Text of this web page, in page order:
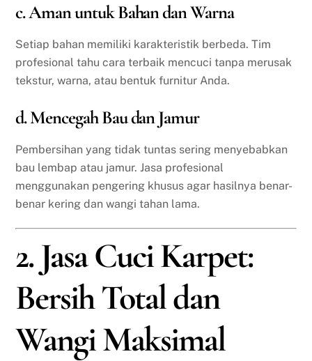
c. Aman untuk Bahan dan Warna
Setiap bahan memiliki karakteristik berbeda. Tim
profesional tahu cara terbaik mencuci tanpa merusak
tekstur, warna, atau bentuk furnitur Anda.
d. Mencegah Bau dan Jamur
Pembersihan yang tidak tuntas sering menyebabkan
bau lembap atau jamur. Jasa profesional
menggunakan pengering khusus agar hasilnya benar-
benar kering dan wangi tahan lama.
2. Jasa Cuci Karpet:
Bersih Total dan
Wangi Maksimal